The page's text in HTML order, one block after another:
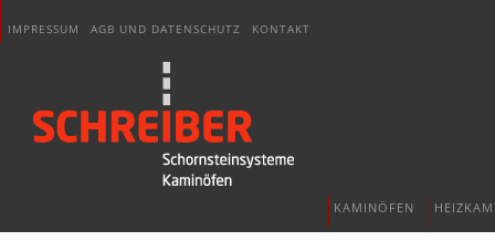
IMPRESSUM AGB UND DATENSCHUTZ KONTAKT
KAMINÖFEN